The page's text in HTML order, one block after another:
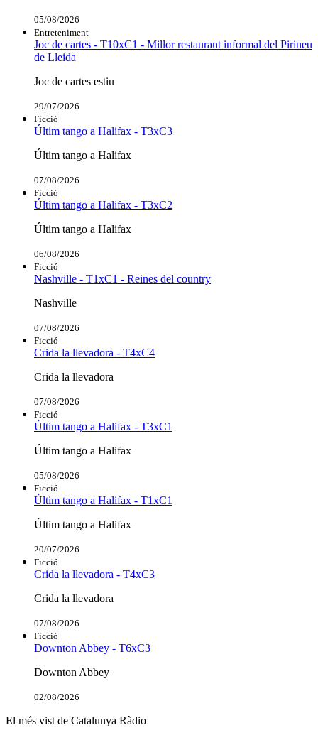
05/08/2026
Entreteniment
Joc de cartes - T10xC1 - Millor restaurant informal del Pirineu
de Lleida
Joc de cartes estiu
29/07/2026
Ficció
Últim tango a Halifax - T3xC3
Últim tango a Halifax
07/08/2026
Ficció
Últim tango a Halifax - T3xC2
Últim tango a Halifax
06/08/2026
Ficció
Nashville - T1xC1 - Reines del country
Nashville
07/08/2026
Ficció
Crida la llevadora - T4xC4
Crida la llevadora
07/08/2026
Ficció
Últim tango a Halifax - T3xC1
Últim tango a Halifax
05/08/2026
Ficció
Últim tango a Halifax - T1xC1
Últim tango a Halifax
20/07/2026
Ficció
Crida la llevadora - T4xC3
Crida la llevadora
07/08/2026
Ficció
Downton Abbey - T6xC3
Downton Abbey
02/08/2026
El més vist de Catalunya Ràdio